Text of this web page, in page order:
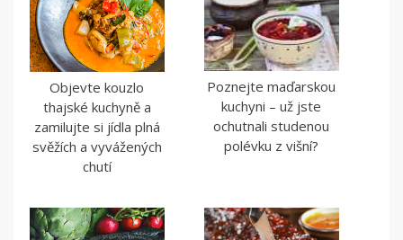
Objevte kouzlo
thajské kuchyně a
zamilujte si jídla plná
svěžích a vyvážených
chutí
Poznejte maďarskou
kuchyni – už jste
ochutnali studenou
polévku z višní?